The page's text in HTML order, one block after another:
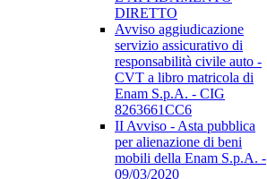
DIRETTO
Avviso aggiudicazione
servizio assicurativo di
responsabilità civile auto -
CVT a libro matricola di
Enam S.p.A. - CIG
8263661CC6
II Avviso - Asta pubblica
per alienazione di beni
mobili della Enam S.p.A. -
09/03/2020